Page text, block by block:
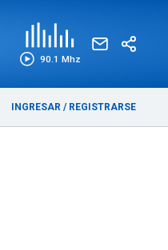
90.1 Mhz
INGRESAR / REGISTRARSE